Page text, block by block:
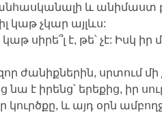
անհասկանալի և անիմաստ
կաթ չկար այլևս:
սիրե՞լ է, թե՝ չէ: Իսկ իր
ժանիքներին, սրտում մի
է իրենց՝ երեքից, իր
կուրծքը, և այդ օրն